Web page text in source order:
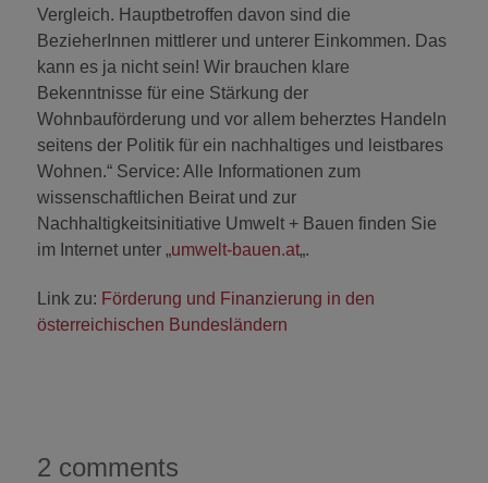
Vergleich. Hauptbetroffen davon sind die
BezieherInnen mittlerer und unterer Einkommen. Das
kann es ja nicht sein! Wir brauchen klare
Bekenntnisse für eine Stärkung der
Wohnbauförderung und vor allem beherztes Handeln
seitens der Politik für ein nachhaltiges und leistbares
Wohnen.“ Service: Alle Informationen zum
wissenschaftlichen Beirat und zur
Nachhaltigkeitsinitiative Umwelt + Bauen finden Sie
im Internet unter „umwelt-bauen.at„.
Link zu: Förderung und Finanzierung in den
österreichischen Bundesländern
2 comments